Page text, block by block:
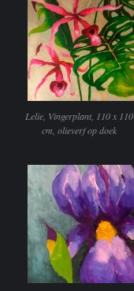
Lelie, Vingerplant, 110 x 110
cm, olieverf op doek